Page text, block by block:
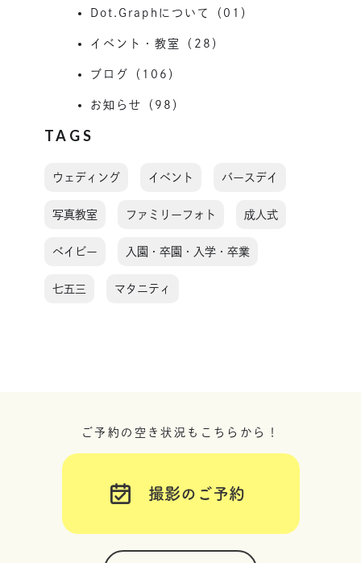
Dot.Graphについて（01）
イベント・教室（28）
ブログ（106）
お知らせ（98）
TAGS
ウェディング イベント バースデイ
写真教室 ファミリーフォト 成人式
ベイビー 入園・卒園・入学・卒業
七五三 マタニティ
ご予約の空き状況もこちらから！
撮影のご予約